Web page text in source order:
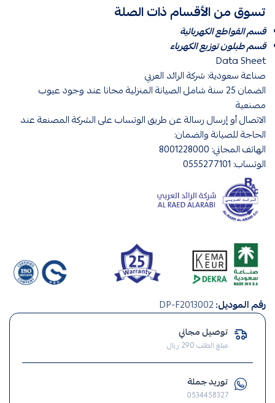
تسوق من الأقسام ذات الصلة
قسم القواطع الكهربائية
قسم طبلون توزيع الكهرباء
Data Sheet
صناعة سعودية: شركة الرائد العربي
الضمان 25 سنة شامل الصيانة المنزلية مجانا عند وجود عيوب
مصنعية
الاتصال أو إرسال رسالة عن طريق الوتساب على الشركة المصنعة عند
الحاجة للصيانة والضمان:
الهاتف المجاني: 8001228000
الوتساب: 0555277101
,
قواطع
كهربائية
كهرباء
رقم الموديل:DP-F2013002
توصيل مجاني
مبلغ الطلب 290 ريال
توريد جملة
0534458327